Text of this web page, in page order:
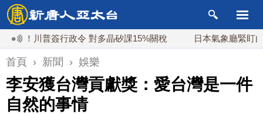
川普簽行政令 對多晶矽課15%關稅 日本氣象廳緊盯白海豚
首頁 › 新聞 › 娛樂
李安獲台灣貢獻獎：愛台灣是一件
自然的事情